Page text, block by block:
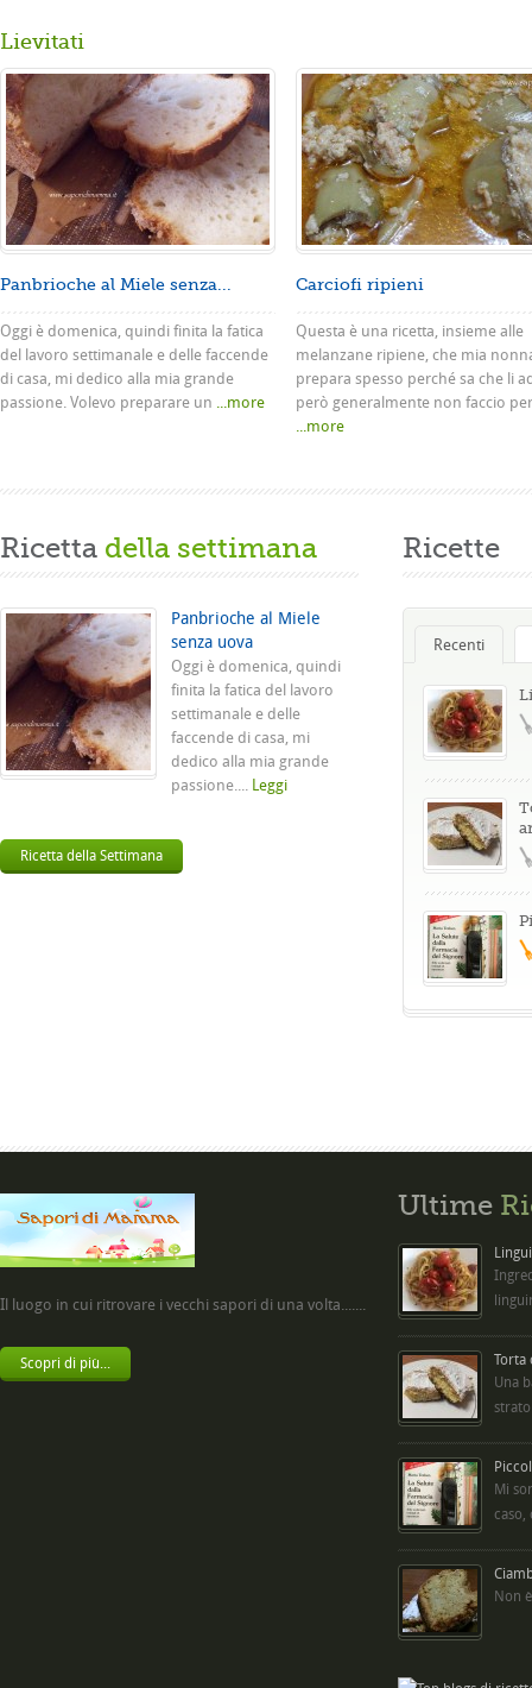
Lievitati
Panbrioche al Miele senza...
Oggi è domenica, quindi finita la fatica
del lavoro settimanale e delle faccende
di casa, mi dedico alla mia grande
passione. Volevo preparare un ...more
Carciofi ripieni
Questa è una ricetta, insieme alle
melanzane ripiene, che mia
prepara spesso perché sa che li
però generalmente non faccio
...more
Ricetta della settimana
Panbrioche al Miele
senza uova
Oggi è domenica, quindi
finita la fatica del lavoro
settimanale e delle
faccende di casa, mi
dedico alla mia grande
passione.... Leggi
Ricetta della Settimana
Ricette
Recenti
Il luogo in cui ritrovare i vecchi sapori di una volta.......
Scopri di più...
Ultime
Torta
Una
Mi
caso,
Non